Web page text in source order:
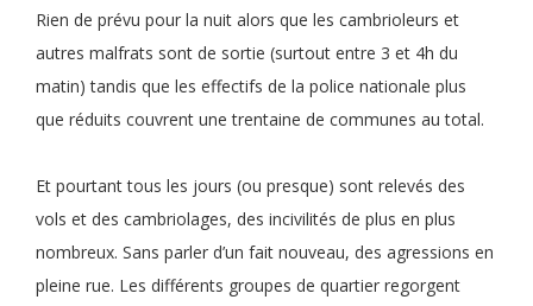
Rien de prévu pour la nuit alors que les cambrioleurs et
autres malfrats sont de sortie (surtout entre 3 et 4h du
matin) tandis que les effectifs de la police nationale plus
que réduits couvrent une trentaine de communes au total.
Et pourtant tous les jours (ou presque) sont relevés des
vols et des cambriolages, des incivilités de plus en plus
nombreux. Sans parler d’un fait nouveau, des agressions en
pleine rue. Les différents groupes de quartier regorgent